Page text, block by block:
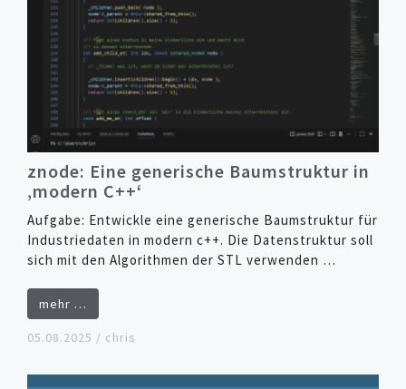
znode: Eine generische Baumstruktur in
‚modern C++‘
Aufgabe: Entwickle eine generische Baumstruktur für
Industriedaten in modern c++. Die Datenstruktur soll
sich mit den Algorithmen der STL verwenden …
mehr …
05.08.2025 / chris